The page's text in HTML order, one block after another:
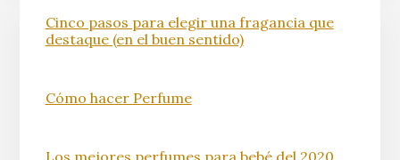
Cinco pasos para elegir una fragancia que
destaque (en el buen sentido)
Cómo hacer Perfume